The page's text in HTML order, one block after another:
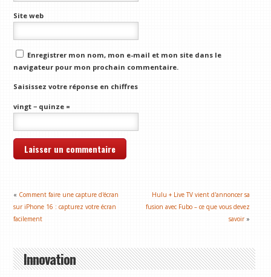
Site web
Enregistrer mon nom, mon e-mail et mon site dans le
navigateur pour mon prochain commentaire.
Saisissez votre réponse en chiffres
vingt − quinze =
« Comment faire une capture d'écran
sur iPhone 16 : capturez votre écran
facilement
Hulu + Live TV vient d'annoncer sa
fusion avec Fubo – ce que vous devez
savoir »
Innovation